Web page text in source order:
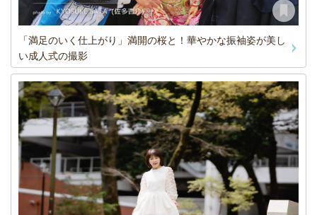
「満足のいく仕上がり」満開の桜と！華やかな振袖姿が美し
い成人式の撮影